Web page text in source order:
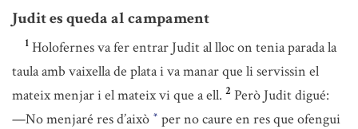
Judit es queda al campament
1 Holofernes va fer entrar Judit al lloc on tenia parada la
taula amb vaixella de plata i va manar que li servissin el
mateix menjar i el mateix vi que a ell. 2 Però Judit digué:
—No menjaré res d’això * per no caure en res que ofengui